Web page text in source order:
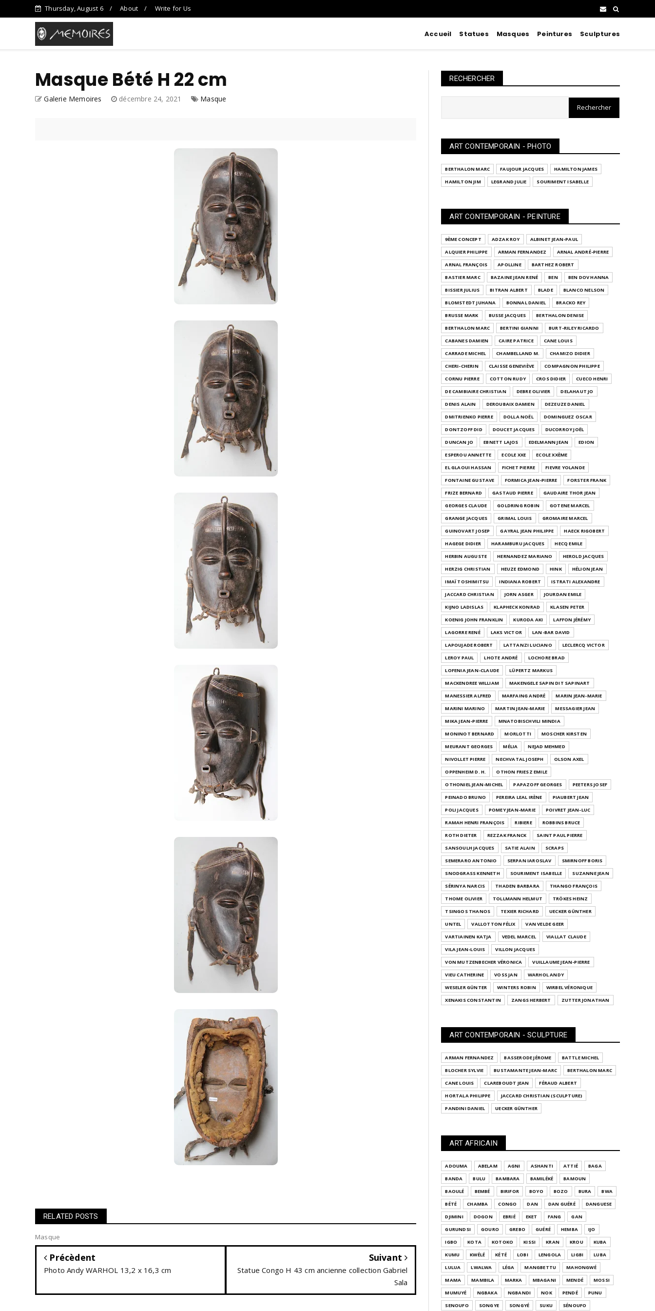
Thursday, August 6 About Write for Us
Accueil Statues Masques Peintures Sculptures
Masque Bété H 22 cm
Galerie Memoires décembre 24, 2021 Masque
RELATED POSTS
Masque
Précèdent
Photo Andy WARHOL 13,2 x 16,3 cm
Suivant
Statue Congo H 43 cm ancienne collection Gabriel
Sala
RECHERCHER
ART CONTEMPORAIN - PHOTO
BERTHALON MARC FAUJOUR JACQUES
HAMILTON JAMES
HAMILTON JIM
LEGRAND JULIE SOURIMENT ISABELLE
ART CONTEMPORAIN - PEINTURE
9ÈME CONCEPT ADZAK ROY
ALBINET JEAN-PAUL
ALQUIER PHILIPPE
ARMAN FERNANDEZ
ARNAL ANDRÉ-PIERRE
ARNAL FRANÇOIS
APOLLINE
BARTHEZ ROBERT
BASTIER MARC
BAZAINE JEAN RENÉ BEN
BEN DOV HANNA
BISSIER JULIUS
BITRAN ALBERT BLADE
BLANCO NELSON
BLOMSTEDT JUHANA
BONNAL DANIEL
BRACKO REY
BRUSSE MARK
BUSSE JACQUES
BERTHALON DENISE
BERTHALON MARC
BERTINI GIANNI
BURT-RILEY RICARDO
CABANES DAMIEN
CAIRE PATRICE
CANE LOUIS
CARRADE MICHEL
CHAMBELLAND M.
CHAMIZO DIDIER
CHERI-CHERIN
CLAISSE GENEVIÈVE
COMPAGNON PHILIPPE
CORNU PIERRE
COTTON RUDY CROS DIDIER
CUECO HENRI
DE CAMBIAIRE CHRISTIAN
DEBRE OLIVIER
DELAHAUT JO
DENIS ALAIN
DEROUBAIX DAMIEN
DEZEUZE DANIEL
DMITRIENKO PIERRE
DOLLA NOËL
DOMINGUEZ OSCAR
DONTZOFF DID
DOUCET JACQUES
DUCORROY JOËL
DUNCAN JO
EBNETT LAJOS EDELMANN JEAN
EDION
ESPEROU ANNETTE
ECOLE XXE
ECOLE XXÈME
EL GLAOUI HASSAN
FICHET PIERRE
FIEVRE YOLANDE
FONTAINE GUSTAVE
FORMICA JEAN-PIERRE
FORSTER FRANK
FRIZE BERNARD
GASTAUD PIERRE
GAUDAIRE THOR JEAN
GEORGES CLAUDE
GOLDRING ROBIN
GOTENE MARCEL
GRANGE JACQUES
GRIMAL LOUIS
GROMAIRE MARCEL
GUINOVART JOSEP
GAYRAL JEAN PHILIPPE
HAECK RIGOBERT
HAGEGE DIDIER
HARAMBURU JACQUES
HECQ EMILE
HERBIN AUGUSTE
HERNANDEZ MARIANO
HEROLD JACQUES
HERZIG CHRISTIAN
HEUZE EDMOND HINK
HÉLION JEAN
IMAÏ TOSHIMITSU
INDIANA ROBERT
ISTRATI ALEXANDRE
JACCARD CHRISTIAN
JORN ASGER
JOURDAN EMILE
KIJNO LADISLAS
KLAPHECK KONRAD
KLASEN PETER
KOENIG JOHN FRANKLIN
KURODA AKI
LAFFON JÉRÉMY
LAGORRE RENÉ
LAKS VICTOR
LAN-BAR DAVID
LAPOUJADE ROBERT
LATTANZI LUCIANO
LECLERCQ VICTOR
LEROY PAUL
LHOTE ANDRÉ
LOCHORE BRAD
LOFENIA JEAN-CLAUDE
LÜPERTZ MARKUS
MACKENDREE WILLIAM
MAKENGELE SAPIN DIT SAPINART
MANESSIER ALFRED
MARFAING ANDRÉ
MARIN JEAN-MARIE
MARINI MARINO
MARTIN JEAN-MARIE
MESSAGIER JEAN
MIKA JEAN-PIERRE
MNATOBISCHVILI MINDIA
MONINOT BERNARD
MORLOTTI
MOSCHER KIRSTEN
MEURANT GEORGES
MÉLIA
NEJAD MEHMED
NIVOLLET PIERRE
NECHVATAL JOSEPH
OLSON AXEL
OPPENHEIM D. H.
OTHON FRIESZ EMILE
OTHONIEL JEAN-MICHEL
PAPAZOFF GEORGES
PEETERS JOSEF
PEINADO BRUNO
PEREIRA LEAL IRÈNE
PIAUBERT JEAN
POLI JACQUES
POMEY JEAN-MARIE
POIVRET JEAN-LUC
RAMAH HENRI FRANÇOIS
RIBIERE
ROBBINS BRUCE
ROTH DIETER
REZZAK FRANCK
SAINT PAUL PIERRE
SANSOULH JACQUES
SATIE ALAIN
SCRAPS
SEMERARO ANTONIO
SERPAN IAROSLAV
SMIRNOFF BORIS
SNODGRASS KENNETH
SOURIMENT ISABELLE
SUZANNE JEAN
SÉRINYA NARCIS
THADEN BARBARA
THANGO FRANÇOIS
THOME OLIVIER
TOLLMANN HELMUT
TRÖKES HEINZ
TSINGOS THANOS
TEXIER RICHARD
UECKER GÜNTHER
UNTEL
VALLOTTON FÉLIX
VAN VELDE GEER
VARTIAINEN KATJA
VEDEL MARCEL
VIALLAT CLAUDE
VILA JEAN-LOUIS
VILLON JACQUES
VON MUTZENBECHER VÉRONICA
VUILLAUME JEAN-PIERRE
VIEU CATHERINE
VOSS JAN
WARHOL ANDY
WESELER GÜNTER
WINTERS ROBIN
WIRBEL VÉRONIQUE
XENAKIS CONSTANTIN
ZANGS HERBERT ZUTTER JONATHAN
ART CONTEMPORAIN - SCULPTURE
ARMAN FERNANDEZ BASSERODE JÉROME
BATTLE MICHEL
BLOCHER SYLVIE
BUSTAMANTE JEAN-MARC
BERTHALON MARC
CANE LOUIS
CLAREBOUDT JEAN
FÉRAUD ALBERT
HORTALA PHILIPPE
JACCARD CHRISTIAN (SCULPTURE)
PANDINI DANIEL
UECKER GÜNTHER
ART AFRICAIN
ADOUMA ABELAM AGNI ASHANTI ATTIÉ
BAGA
BANDA
BULU BAMBARA BAMILÉKÉ
BAMOUN
BAOULÉ
BEMBÉ BIRIFOR BOYO BOZO BURA
BWA
BÉTÉ
CHAMBA CONGO DAN DAN GUÉRÉ
DANGUESE
DJIMINI
DOGON EBRIÉ EKET FANG
GAN
GURUNDSI
GOURO GREBO GUÉRÉ HEMBA
IJO
IGBO
KOTA KOTOKO KISSI KRAN KROU
KUBA
KUMU
KWÉLÉ KÉTÉ LOBI LENGOLA LIGBI
LUBA
LULUA
LWALWA LÉGA MANGBETTU
MAHONGWÉ
MAMA
MAMBILA MARKA MBAGANI MENDÉ
MOSSI
MUMUYÉ
NGBAKA NGBANDI NOK PENDÉ
PUNU
SENOUFO
SONGYE SONGYÉ SUKU
SÉNOUFO